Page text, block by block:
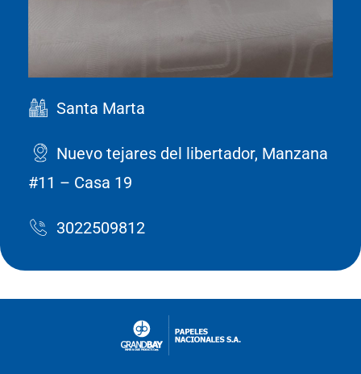
Santa Marta
Nuevo tejares del libertador, Manzana
#11 – Casa 19
3022509812